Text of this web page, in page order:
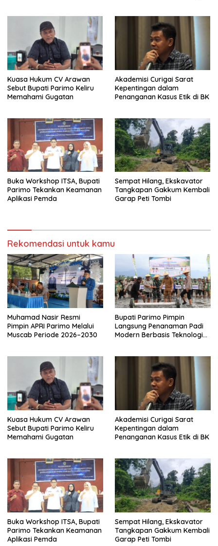
Kuasa Hukum CV Arawan
Sebut Bupati Parimo Keliru
Memahami Gugatan
Akademisi Curigai Sarat
Kepentingan dalam
Penanganan Kasus Etik di BK
Buka Workshop ITSA, Bupati
Parimo Tekankan Keamanan
Aplikasi Pemda
Sempat Hilang, Ekskavator
Tangkapan Gakkum Kembali
Garap Peti Tombi
Rekomendasi untuk kamu
Muhamad Nasir Resmi
Pimpin APRI Parimo Melalui
Muscab Periode 2026–2030
Bupati Parimo Pimpin
Langsung Penanaman Padi
Modern Berbasis Teknologi
Kuasa Hukum CV Arawan
Sebut Bupati Parimo Keliru
Memahami Gugatan
Akademisi Curigai Sarat
Kepentingan dalam
Penanganan Kasus Etik di BK
Buka Workshop ITSA, Bupati
Parimo Tekankan Keamanan
Aplikasi Pemda
Sempat Hilang, Ekskavator
Tangkapan Gakkum Kembali
Garap Peti Tombi